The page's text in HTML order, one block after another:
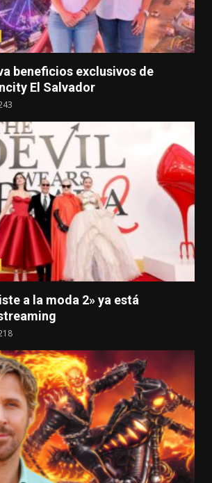
beneficios exclusivos de
El Salvador
a la moda 2» ya está